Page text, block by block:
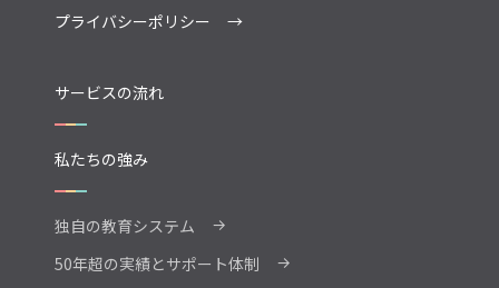
プライバシーポリシー
サービスの流れ
私たちの強み
独自の教育システム →
50年超の実績とサポート体制 →